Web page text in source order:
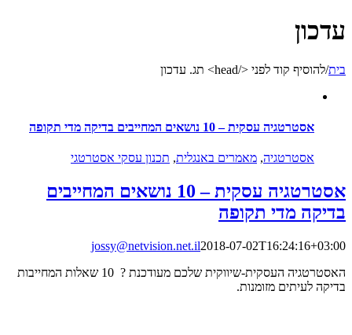
עדכון
בית/להוסיף קוד לפני </head> תג. עדכון
אסטרטגיה עסקית – 10 נושאים המחייבים בדיקה מדי תקופה
אסטרטגיה, מאמרים באנגלית, תכנון עסקי אסטרטגי
אסטרטגיה עסקית – 10 נושאים המחייבים
בדיקה מדי תקופה
jossy@netvision.net.il2018-07-02T16:24:16+03:00
האסטרטגיה העסקית-שיווקית שלכם מעודכנת ? 10 שאלות המחייבות
בדיקה לעיתים מזומנות.